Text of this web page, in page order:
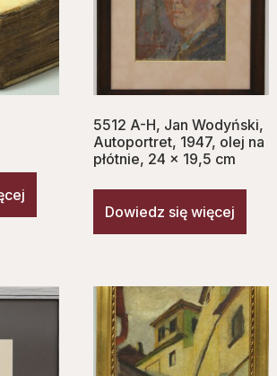
5512 A-H, Jan Wodyński,
Autoportret, 1947, olej na
płótnie, 24 x 19,5 cm
Dowiedz się więcej